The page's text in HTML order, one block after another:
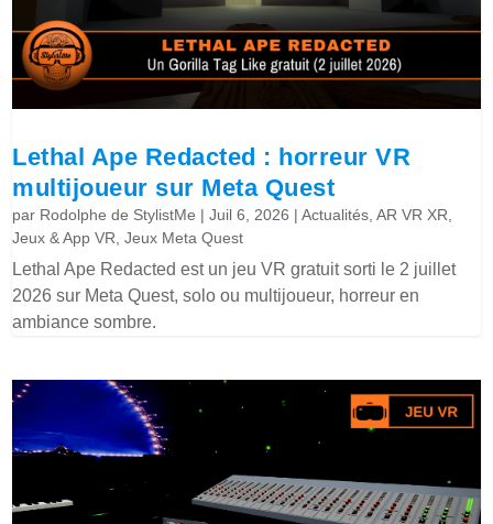
Lethal Ape Redacted : horreur VR
multijoueur sur Meta Quest
par Rodolphe de StylistMe |Juil 6, 2026 |Actualités,AR VR XR,
Jeux & App VR,Jeux Meta Quest
Lethal Ape Redacted est un jeu VR gratuit sorti le 2 juillet
2026 sur Meta Quest, solo ou multijoueur, horreur en
ambiance sombre.